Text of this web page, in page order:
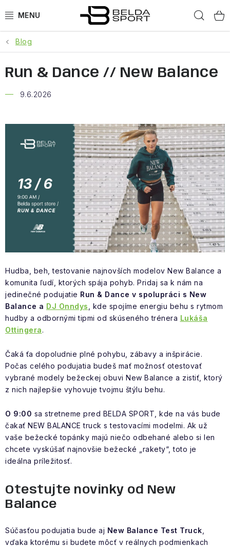
na
ŠPORTY
BEH
BOGNER
GOLDBERGH
OBLEČENIE
OBUV
DOPLNKY
NAŠE SLUŽBY
ZNAČKY
Vrátenie a výmena Doprava a platba
Moja objednávka
Blog
Run & Dance // New Balance
9.6.2026
Hudba, beh, testovanie najnovších modelov New Balance a
komunita ľudí, ktorých spája pohyb. Pridaj sa k nám na
jedinečné podujatie Run & Dance v spolupráci s New
Balance a DJ Onndys , kde spojíme energiu behu s rytmom
hudby a odbornými tipmi od skúseného trénera Lukáša
Ottingera.
Čaká ťa dopoludnie plné pohybu, zábavy a inšpirácie.
Počas celého podujatia budeš mať možnosť otestovať
vybrané modely bežeckej obuvi New Balance a zistiť, ktorý
z nich najlepšie vyhovuje tvojmu štýlu behu.
O 9:00 sa stretneme pred BELDA SPORT, kde na vás bude
čakať NEW BALANCE truck s testovacími modelmi. Ak už
vaše bežecké topánky majú niečo odbehané alebo si len
chcete vyskúšať najnovšie bežecké „rakety“, toto je
ideálna príležitosť.
Otestujte novinky od New
Balance
Súčasťou podujatia bude aj New Balance Test Truck
vďaka ktorému si budete môcť v reálnych podmienkach